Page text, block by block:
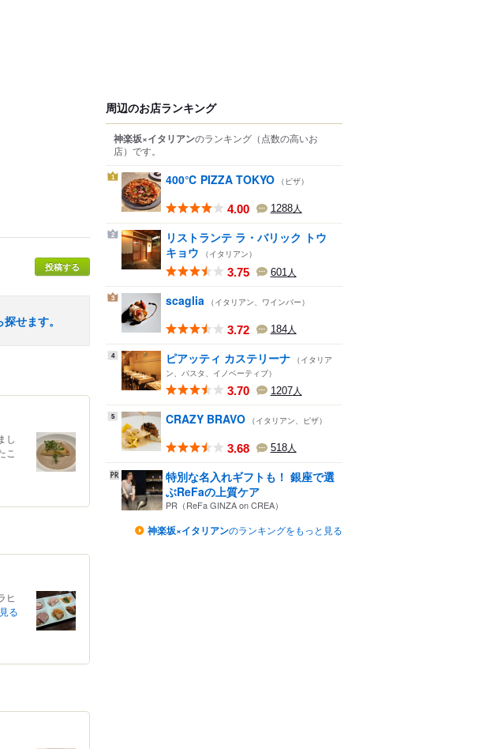
投稿する
せます。
し
こ
ヒ
る
周辺のお店ランキング
神楽坂×イタリアンのランキング （点数の高いお
店） です。
1 400℃ PIZZA TOKYO （ピザ）
4.00 1288人
2
リストランテ ラ・バリック トウ
キョウ
（イタリアン）
3.75 601 人
3 scaglia （イタリアン、ワインバー）
3.72 184人
4 ピアッティ カステリーナ （イタリア
ン、パスタ、イノベーティブ）
3.70 1207人
5 CRAZY BRAVO （イタリアン、ピザ）
3.68 518人
特別な名入れギフトも！ 銀座で選
ぶReFaの上質ケア
PR（ReFa GINZA on CREA）
神楽坂×イタリアンのランキングをもっと見る